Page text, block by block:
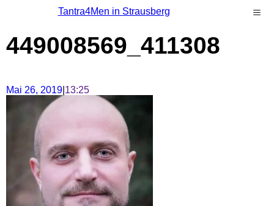
Tantra4Men in Strausberg
449008569_411308
Mai 26, 2019 13:25